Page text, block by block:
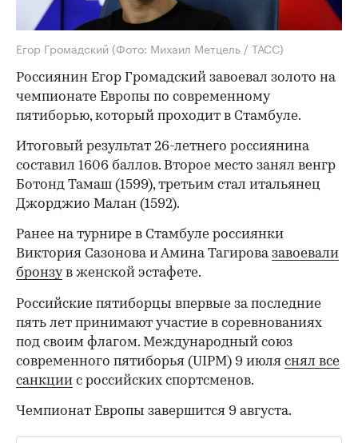
Егор Громадский (Фото: Михаил Метцель / ТАСС)
Россиянин Егор Громадский завоевал золото на
чемпионате Европы по современному
пятиборью, который проходит в Стамбуле.
Итоговый результат 26-летнего россиянина
составил 1606 баллов. Второе место занял венгр
Ботонд Тамаш (1599), третьим стал итальянец
Джорджио Малан (1592).
Ранее на турнире в Стамбуле россиянки
Виктория Сазонова и Амина Тагировазавоевали
бронзув женской эстафете.
Российские пятиборцы впервые за последние
пять лет принимают участие в соревнованиях
под своим флагом. Международный союз
современного пятиборья (UIPM) 9 июля снял все
санкции с российских спортсменов.
Чемпионат Европы завершится 9 августа.